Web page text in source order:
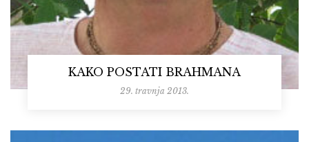
KAKO POSTATI BRAHMANA
29. travnja 2013.